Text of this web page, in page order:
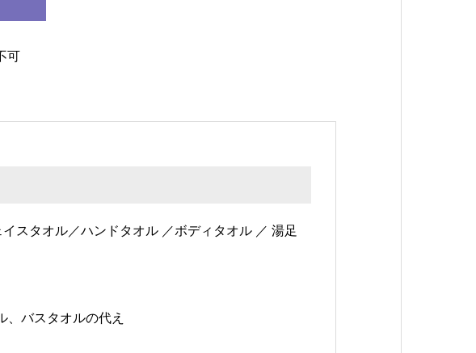
可
スタオル／ハンドタオル ／ボディタオル ／ 湯足
、バスタオルの代え